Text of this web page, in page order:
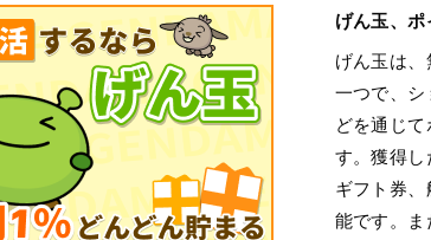
げん玉、ポ
げん玉は
一つで、シ
どを通じ
す。獲得し
ギフト券
能です。ま